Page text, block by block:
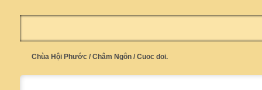
Chùa Hội Phước / Châm Ngôn / Cuoc doi.